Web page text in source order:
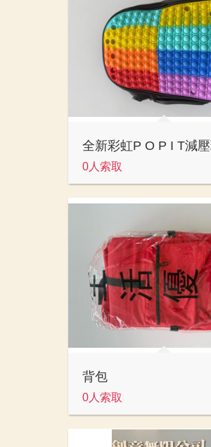
0人索取
背包
0人索取